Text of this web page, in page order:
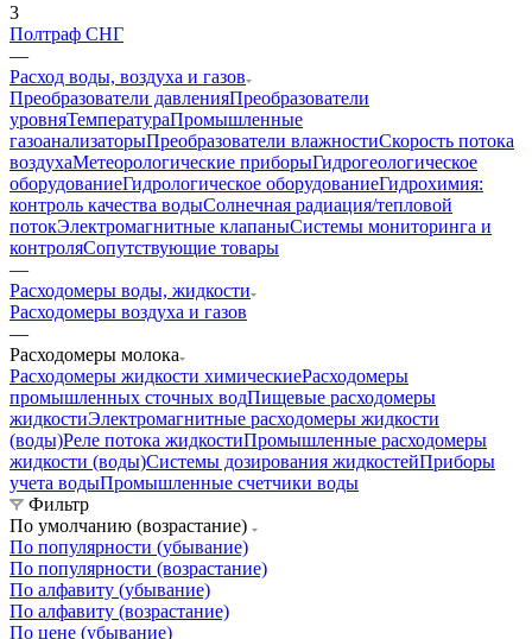
3
Полтраф СНГ
—
Расход воды, воздуха и газов
Преобразователи давленияПреобразователи
уровняТемператураПромышленные
газоанализаторыПреобразователи влажностиСкорость потока
воздухаМетеорологические приборыГидрогеологическое
оборудованиеГидрологическое оборудованиеГидрохимия:
контроль качества водыСолнечная радиация/тепловой
потокЭлектромагнитные клапаныСистемы мониторинга и
контроляСопутствующие товары
—
Расходомеры воды, жидкости
Расходомеры воздуха и газов
—
Расходомеры молока
Расходомеры жидкости химическиеРасходомеры
промышленных сточных водПищевые расходомеры
жидкостиЭлектромагнитные расходомеры жидкости
(воды)Реле потока жидкостиПромышленные расходомеры
жидкости (воды)Системы дозирования жидкостейПриборы
учета водыПромышленные счетчики воды
Фильтр
По умолчанию (возрастание)
По популярности (убывание)
По популярности (возрастание)
По алфавиту (убывание)
По алфавиту (возрастание)
По цене (убывание)